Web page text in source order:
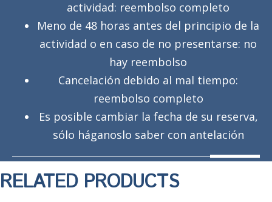
actividad: reembolso completo
Meno de 48 horas antes del principio de la
actividad o en caso de no presentarse: no
hay reembolso
Cancelación debido al mal tiempo:
reembolso completo
Es posible cambiar la fecha de su reserva,
sólo háganoslo saber con antelación
RELATED PRODUCTS